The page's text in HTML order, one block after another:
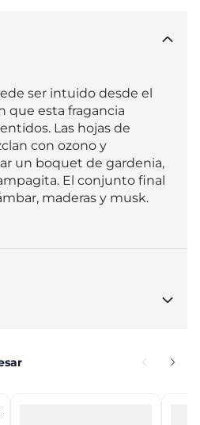
ser intuido desde el
que esta fragancia
Las hojas de
con ozono y
un boquet de gardenia,
El conjunto final
maderas y musk.